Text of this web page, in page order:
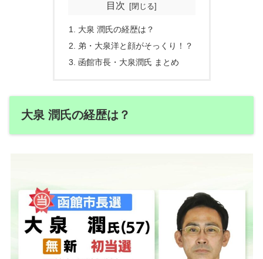
目次
大泉 潤氏の経歴は？
弟・大泉洋と顔がそっくり！？
函館市長・大泉潤氏 まとめ
大泉 潤氏の経歴は？